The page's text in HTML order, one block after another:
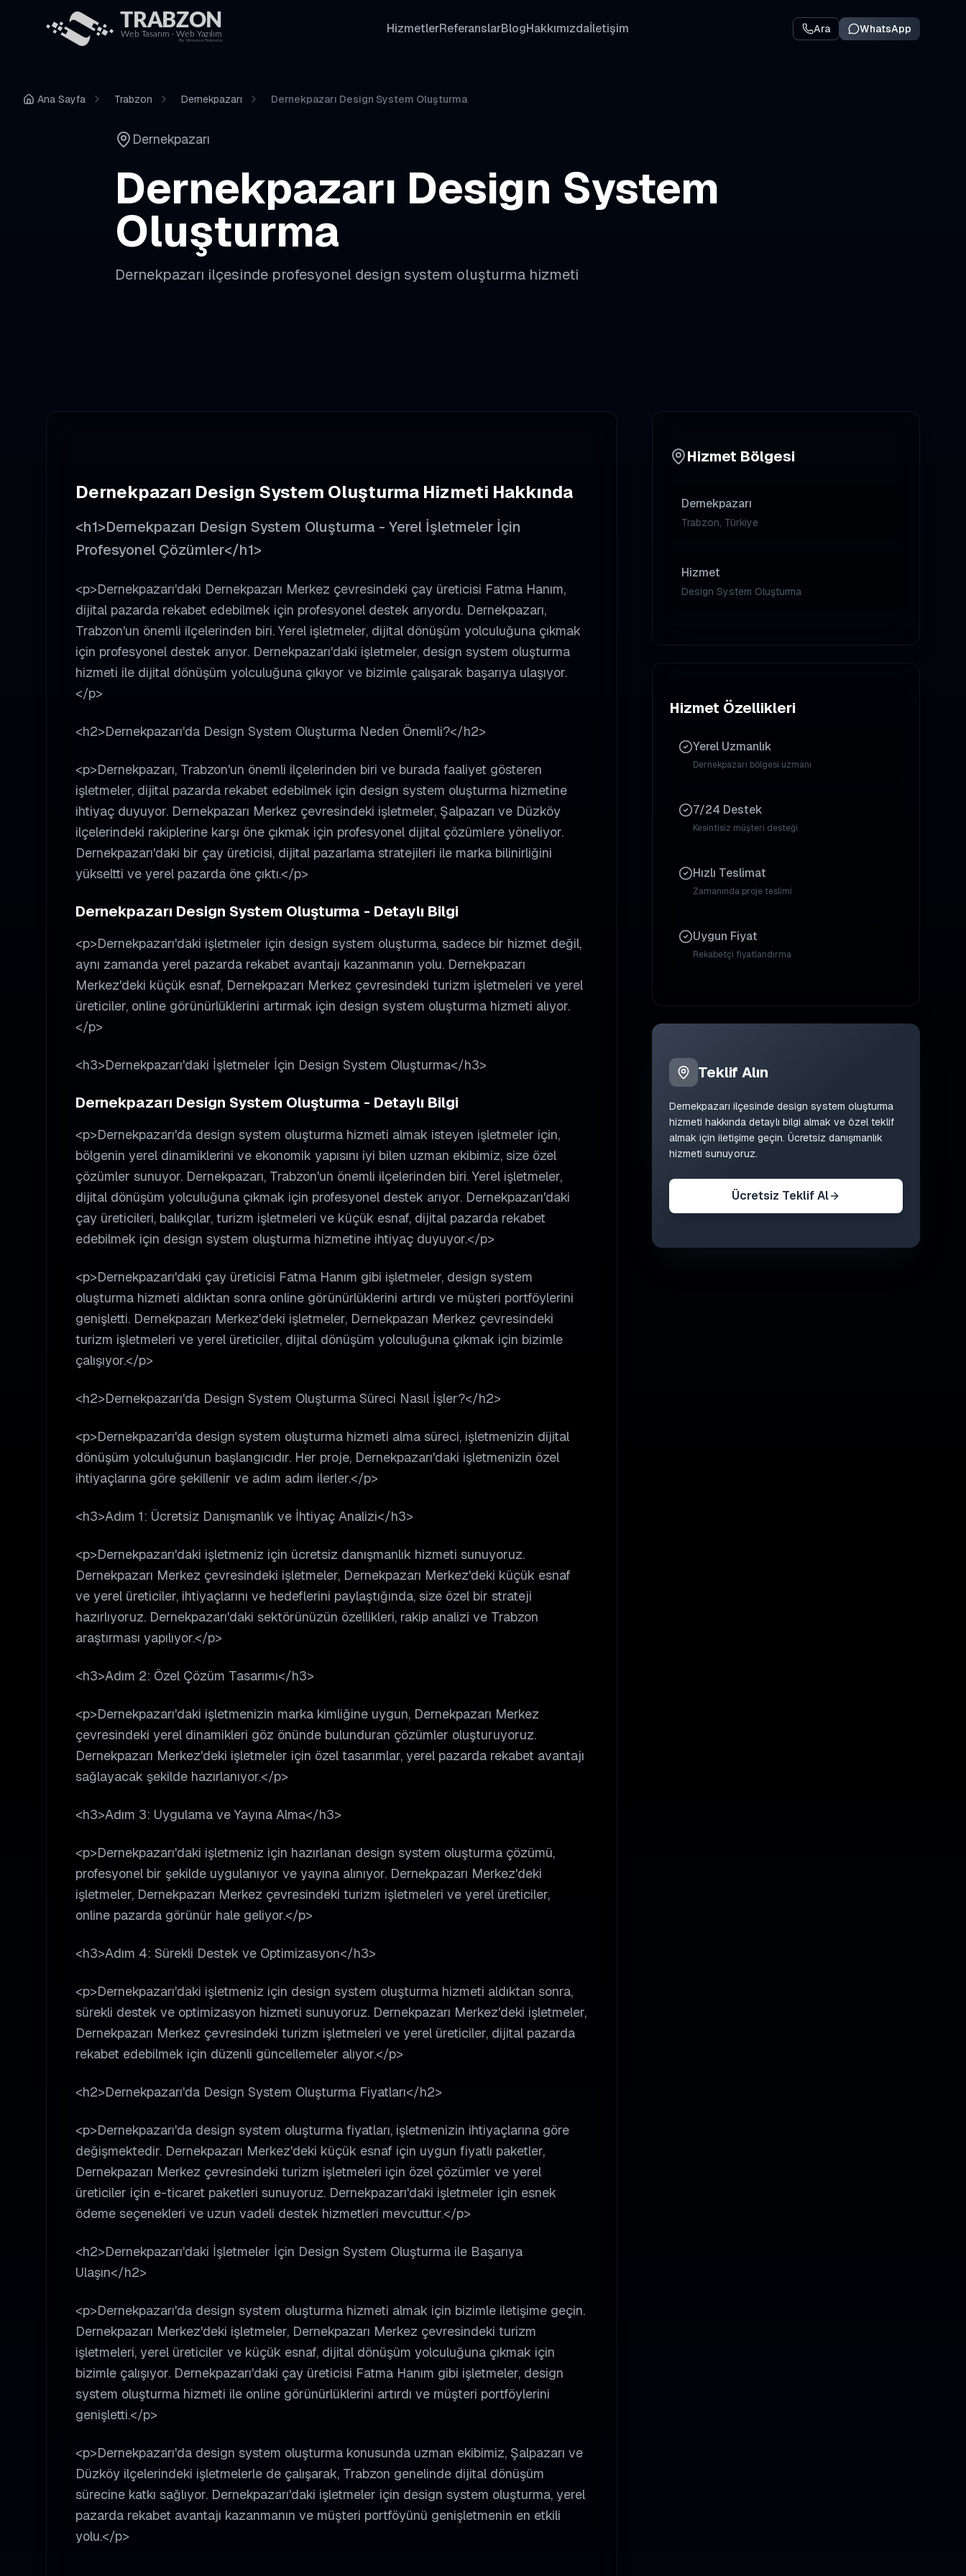
HizmetlerReferanslarBlogHakkımızdaİletişim Ara WhatsApp
Ana Sayfa Trabzon Dernekpazarı Dernekpazarı Design System Oluşturma
Dernekpazarı
Dernekpazarı Design System
Oluşturma
Dernekpazarı ilçesinde profesyonel design system oluşturma hizmeti
Dernekpazarı Design System Oluşturma Hizmeti Hakkında
<h1>Dernekpazarı Design System Oluşturma - Yerel İşletmeler İçin
Profesyonel Çözümler</h1>
<p>Dernekpazarı'daki Dernekpazarı Merkez çevresindeki çay üreticisi Fatma Hanım,
dijital pazarda rekabet edebilmek için profesyonel destek arıyordu. Dernekpazarı,
Trabzon'un önemli ilçelerinden biri. Yerel işletmeler, dijital dönüşüm yolculuğuna çıkmak
için profesyonel destek arıyor. Dernekpazarı'daki işletmeler, design system oluşturma
hizmeti ile dijital dönüşüm yolculuğuna çıkıyor ve bizimle çalışarak başarıya ulaşıyor.
</p>
<h2>Dernekpazarı'da Design System Oluşturma Neden Önemli?</h2>
<p>Dernekpazarı, Trabzon'un önemli ilçelerinden biri ve burada faaliyet gösteren
işletmeler, dijital pazarda rekabet edebilmek için design system oluşturma hizmetine
ihtiyaç duyuyor. Dernekpazarı Merkez çevresindeki işletmeler, Şalpazarı ve Düzköy
ilçelerindeki rakiplerine karşı öne çıkmak için profesyonel dijital çözümlere yöneliyor.
Dernekpazarı'daki bir çay üreticisi, dijital pazarlama stratejileri ile marka bilinirliğini
yükseltti ve yerel pazarda öne çıktı.</p>
Dernekpazarı Design System Oluşturma - Detaylı Bilgi
<p>Dernekpazarı'daki işletmeler için design system oluşturma, sadece bir hizmet değil,
aynı zamanda yerel pazarda rekabet avantajı kazanmanın yolu. Dernekpazarı
Merkez'deki küçük esnaf, Dernekpazarı Merkez çevresindeki turizm işletmeleri ve yerel
üreticiler, online görünürlüklerini artırmak için design system oluşturma hizmeti alıyor.
</p>
<h3>Dernekpazarı'daki İşletmeler İçin Design System Oluşturma</h3>
Dernekpazarı Design System Oluşturma - Detaylı Bilgi
<p>Dernekpazarı'da design system oluşturma hizmeti almak isteyen işletmeler için,
bölgenin yerel dinamiklerini ve ekonomik yapısını iyi bilen uzman ekibimiz, size özel
çözümler sunuyor. Dernekpazarı, Trabzon'un önemli ilçelerinden biri. Yerel işletmeler,
dijital dönüşüm yolculuğuna çıkmak için profesyonel destek arıyor. Dernekpazarı'daki
çay üreticileri, balıkçılar, turizm işletmeleri ve küçük esnaf, dijital pazarda rekabet
edebilmek için design system oluşturma hizmetine ihtiyaç duyuyor.</p>
<p>Dernekpazarı'daki çay üreticisi Fatma Hanım gibi işletmeler, design system
oluşturma hizmeti aldıktan sonra online görünürlüklerini artırdı ve müşteri portföylerini
genişletti. Dernekpazarı Merkez'deki işletmeler, Dernekpazarı Merkez çevresindeki
turizm işletmeleri ve yerel üreticiler, dijital dönüşüm yolculuğuna çıkmak için bizimle
çalışıyor.</p>
<h2>Dernekpazarı'da Design System Oluşturma Süreci Nasıl İşler?</h2>
<p>Dernekpazarı'da design system oluşturma hizmeti alma süreci, işletmenizin dijital
dönüşüm yolculuğunun başlangıcıdır. Her proje, Dernekpazarı'daki işletmenizin özel
ihtiyaçlarına göre şekillenir ve adım adım ilerler.</p>
<h3>Adım 1: Ücretsiz Danışmanlık ve İhtiyaç Analizi</h3>
<p>Dernekpazarı'daki işletmeniz için ücretsiz danışmanlık hizmeti sunuyoruz.
Dernekpazarı Merkez çevresindeki işletmeler, Dernekpazarı Merkez'deki küçük esnaf
ve yerel üreticiler, ihtiyaçlarını ve hedeflerini paylaştığında, size özel bir strateji
hazırlıyoruz. Dernekpazarı'daki sektörünüzün özellikleri, rakip analizi ve Trabzon
araştırması yapılıyor.</p>
<h3>Adım 2: Özel Çözüm Tasarımı</h3>
<p>Dernekpazarı'daki işletmenizin marka kimliğine uygun, Dernekpazarı Merkez
çevresindeki yerel dinamikleri göz önünde bulunduran çözümler oluşturuyoruz.
Dernekpazarı Merkez'deki işletmeler için özel tasarımlar, yerel pazarda rekabet avantajı
sağlayacak şekilde hazırlanıyor.</p>
<h3>Adım 3: Uygulama ve Yayına Alma</h3>
<p>Dernekpazarı'daki işletmeniz için hazırlanan design system oluşturma çözümü,
profesyonel bir şekilde uygulanıyor ve yayına alınıyor. Dernekpazarı Merkez'deki
işletmeler, Dernekpazarı Merkez çevresindeki turizm işletmeleri ve yerel üreticiler,
online pazarda görünür hale geliyor.</p>
<h3>Adım 4: Sürekli Destek ve Optimizasyon</h3>
<p>Dernekpazarı'daki işletmeniz için design system oluşturma hizmeti aldıktan sonra,
sürekli destek ve optimizasyon hizmeti sunuyoruz. Dernekpazarı Merkez'deki işletmeler,
Dernekpazarı Merkez çevresindeki turizm işletmeleri ve yerel üreticiler, dijital pazarda
rekabet edebilmek için düzenli güncellemeler alıyor.</p>
<h2>Dernekpazarı'da Design System Oluşturma Fiyatları</h2>
<p>Dernekpazarı'da design system oluşturma fiyatları, işletmenizin ihtiyaçlarına göre
değişmektedir. Dernekpazarı Merkez'deki küçük esnaf için uygun fiyatlı paketler,
Dernekpazarı Merkez çevresindeki turizm işletmeleri için özel çözümler ve yerel
üreticiler için e-ticaret paketleri sunuyoruz. Dernekpazarı'daki işletmeler için esnek
ödeme seçenekleri ve uzun vadeli destek hizmetleri mevcuttur.</p>
<h2>Dernekpazarı'daki İşletmeler İçin Design System Oluşturma ile Başarıya
Ulaşın</h2>
<p>Dernekpazarı'da design system oluşturma hizmeti almak için bizimle iletişime geçin.
Dernekpazarı Merkez'deki işletmeler, Dernekpazarı Merkez çevresindeki turizm
işletmeleri, yerel üreticiler ve küçük esnaf, dijital dönüşüm yolculuğuna çıkmak için
bizimle çalışıyor. Dernekpazarı'daki çay üreticisi Fatma Hanım gibi işletmeler, design
system oluşturma hizmeti ile online görünürlüklerini artırdı ve müşteri portföylerini
genişletti.</p>
<p>Dernekpazarı'da design system oluşturma konusunda uzman ekibimiz, Şalpazarı ve
Düzköy ilçelerindeki işletmelerle de çalışarak, Trabzon genelinde dijital dönüşüm
sürecine katkı sağlıyor. Dernekpazarı'daki işletmeler için design system oluşturma, yerel
pazarda rekabet avantajı kazanmanın ve müşteri portföyünü genişletmenin en etkili
yolu.</p>
Hizmet Bölgesi
Dernekpazarı
Trabzon, Türkiye
Hizmet
Design System Oluşturma
Hizmet Özellikleri
Yerel Uzmanlık
Dernekpazarı bölgesi uzmanı
7/24 Destek
Kesintisiz müşteri desteği
Hızlı Teslimat
Zamanında proje teslimi
Uygun Fiyat
Rekabetçi fiyatlandırma
Teklif Alın
Dernekpazarı ilçesinde design system oluşturma
hizmeti hakkında detaylı bilgi almak ve özel teklif
almak için iletişime geçin. Ücretsiz danışmanlık
hizmeti sunuyoruz.
Ücretsiz Teklif Al